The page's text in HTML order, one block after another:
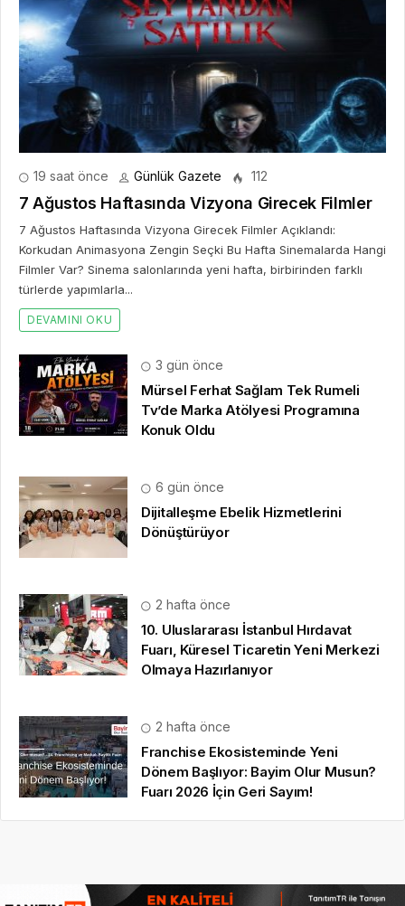
19 saat önce Günlük Gazete 112
7 Ağustos Haftasında Vizyona Girecek Filmler
7 Ağustos Haftasında Vizyona Girecek Filmler Açıklandı:
Korkudan Animasyona Zengin Seçki Bu Hafta Sinemalarda Hangi
Filmler Var? Sinema salonlarında yeni hafta, birbirinden farklı
türlerde yapımlarla...
DEVAMINI OKU
3 gün önce
Mürsel Ferhat Sağlam Tek Rumeli
Tv’de Marka Atölyesi Programına
Konuk Oldu
6 gün önce
Dijitalleşme Ebelik Hizmetlerini
Dönüştürüyor
2 hafta önce
10. Uluslararası İstanbul Hırdavat
Fuarı, Küresel Ticaretin Yeni Merkezi
Olmaya Hazırlanıyor
2 hafta önce
Franchise Ekosisteminde Yeni
Dönem Başlıyor: Bayim Olur Musun?
Fuarı 2026 İçin Geri Sayım!